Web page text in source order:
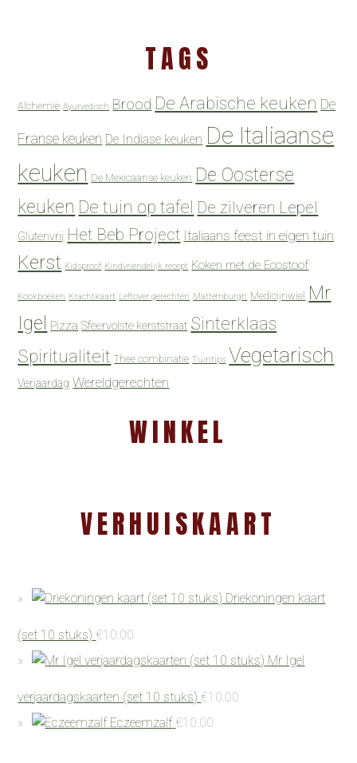
TAGS
Alchemie Ayurvedisch Brood De Arabische keuken De
Franse keuken De Indiase keuken De Italiaanse
keuken De Mexicaanse keuken De Oosterse
keuken De tuin op tafel De zilveren Lepel
Glutenvrij Het Beb Project Italiaans feest in eigen tuin
Kerst Kidsproof Kindvriendelijk recept Koken met de Ecostoof
Kookboeken Krachtkaart Leftover gerechten Mattemburgh Medicijnwiel Mr
Igel
Pizza Sfeervolste kerststraat Sinterklaas
Spiritualiteit Thee combinatie Tuintips Vegetarisch
Verjaardag Wereldgerechten
WINKEL
VERHUISKAART
Driekoningen kaart
(set 10 stuks) €10.00
Mr Igel
verjaardagskaarten (set 10 stuks) €10.00
Eczeemzalf €10.00